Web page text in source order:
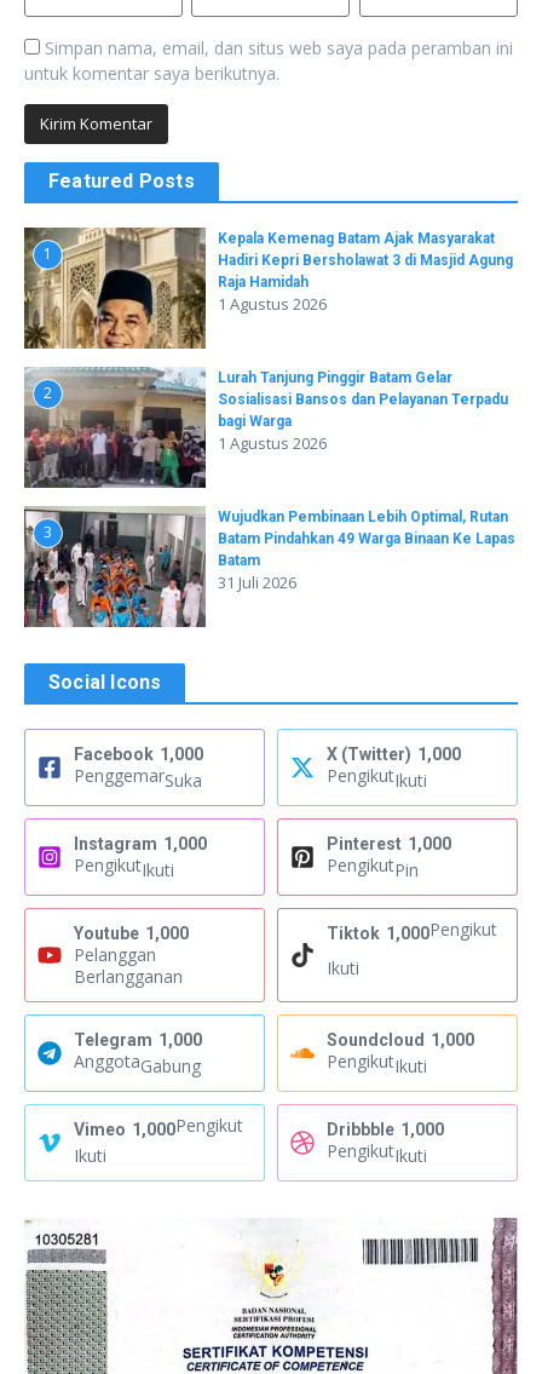
Simpan nama, email, dan situs web saya pada peramban ini
untuk komentar saya berikutnya.
Featured Posts
1
Kepala Kemenag Batam Ajak Masyarakat
Hadiri Kepri Bersholawat 3 di Masjid Agung
Raja Hamidah
1 Agustus 2026
2
Lurah Tanjung Pinggir Batam Gelar
Sosialisasi Bansos dan Pelayanan Terpadu
bagi Warga
1 Agustus 2026
3
Wujudkan Pembinaan Lebih Optimal, Rutan
Batam Pindahkan 49 Warga Binaan Ke Lapas
Batam
31 Juli 2026
Social Icons
Facebook 1,000
PenggemarSuka
X (Twitter) 1,000
PengikutIkuti
Instagram 1,000
PengikutIkuti
Pinterest 1,000
PengikutPin
Youtube 1,000
Pelanggan
Berlangganan
Tiktok 1,000Pengikut
Ikuti
Telegram 1,000
AnggotaGabung
Soundcloud 1,000
PengikutIkuti
Vimeo 1,000Pengikut
Ikuti
Dribbble 1,000
PengikutIkuti